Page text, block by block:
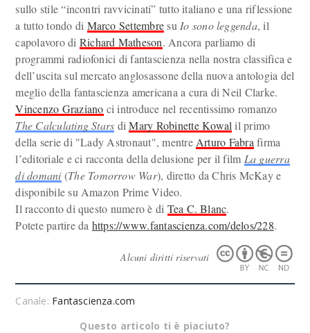
sullo stile “incontri ravvicinati” tutto italiano e una riflessione
a tutto tondo di Marco Settembresu Io sono leggenda, il
capolavoro di Richard Matheson. Ancora parliamo di
programmi radiofonici di fantascienza nella nostra classifica e
dell’uscita sul mercato anglosassone della nuova antologia del
meglio della fantascienza americana a cura di Neil Clarke.
Vincenzo Graziano ci introduce nel recentissimo romanzo
The Calculating Stars diMary Robinette Kowal il primo
della serie di "Lady Astronaut", mentre Arturo Fabra firma
l’editoriale e ci racconta della delusione per il film La guerra
di domani(The Tomorrow War), diretto da Chris McKay e
disponibile su Amazon Prime Video.
Il racconto di questo numero è di Tea C. Blanc.
Potete partire da https://www.fantascienza.com/delos/228.
Alcuni diritti riservati
Canale: Fantascienza.com
Questo articolo ti è piaciuto?